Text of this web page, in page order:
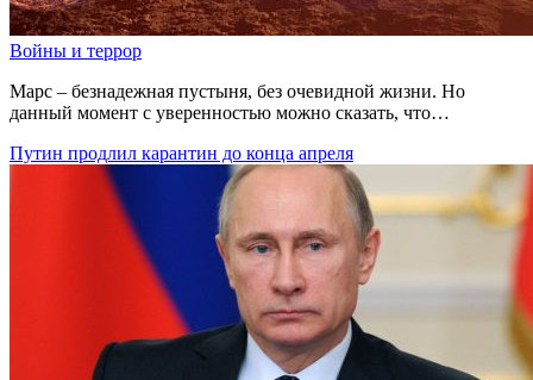
Войны и террор
Марс – безнадежная пустыня, без очевидной жизни. Но
данный момент с уверенностью можно сказать, что…
Путин продлил карантин до конца апреля